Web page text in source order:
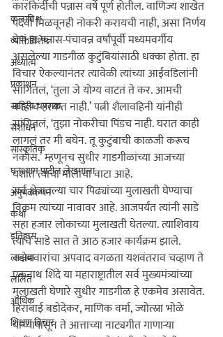
कलाविश्व
व्यक्तिविशेष
अध्यात्म
प्रकाशन
साहित्य चपराक
संशोधन
सांस्कृतिक
घनश्याम पाटील लेखमाला
अनुभवकथन
कथा
इतिहास
लाडोबा
ललित
आर्थिक
शिक्षण विचार
कारकिर्दीची पन्नास वर्षे पूर्ण होतील. वाणिज्य शाखेत
पदवी मिळवूनही नोकरी करायची नाही, असा निर्णय
घेणं हा पन्नास-पंचावन्न वर्षांपूर्वी मध्यमवर्गीय
असलेल्या गाडगीळ कुटुंबियांसाठी धक्का होता. हा
विचार ऐकल्यानंतर त्यावेळी त्यांच्या आईवडिलांनी
सांगितलं, ‘तुला जे योग्य वाटतं ते कर. आमची
काहीच हरकत नाही.’ पत्नी शैलावहिनी यांनीही
सांगितलं, ‘तुझा नोकरीचा पिंडच नाही. घरात काही
लागलं तर मी बघेन. तू कुटुंबाची काळजी करूच
नकोस.’ म्हणूनच सुधीर गाडगीळांच्या आजच्या
यशात त्यांचा मोलाचा वाटा आहे.
सर्व क्षेत्रातल्या चार पिढ्यांच्या मुलाखती घेण्याचा
विक्रम त्यांच्या नावावर आहे. आजपर्यंत त्यांनी साडे
सहा हजार लोकाच्या मुलाखती घेतल्या. त्याशिवाय
त्यांचे साडे सात ते आठ हजार कार्यक्रम झाले.
कन्नमवारांचा अपवाद वगळता यशवंतराव चव्हाण ते
एकनाथ शिंदे या महाराष्ट्रातील सर्व मुख्यमंत्र्यांच्या
मुलाखती घेणारे सुधीर गाडगीळ हे एकमेव असावेत.
हिराबाई बडोदेकर, माणिक वर्मा, ज्योत्स्ना भोळे
यांच्यापासून ते आत्ताच्या नाट्यगीत गाणार्‍या